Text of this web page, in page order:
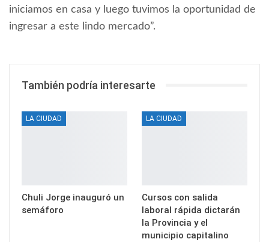
iniciamos en casa y luego tuvimos la oportunidad de
ingresar a este lindo mercado”.
También podría interesarte
LA CIUDAD
Chuli Jorge inauguró un
semáforo
LA CIUDAD
Cursos con salida
laboral rápida dictarán
la Provincia y el
municipio capitalino